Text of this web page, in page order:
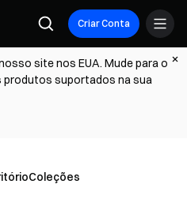
Criar Conta
site nos EUA. Mude para o
produtos suportados na sua
Coleções